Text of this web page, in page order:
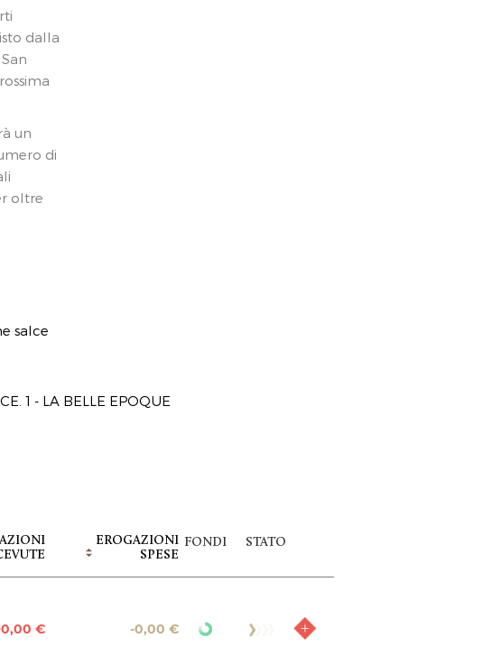
dalla
un
di
oltre
salce
1 - LA BELLE EPOQUE
EROGAZIONI
SPESE
FONDI STATO
€ -0,00 €